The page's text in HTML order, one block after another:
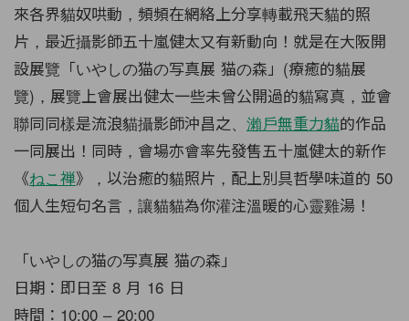
來各界貓奴哄動，頻頻在網絡上分享轉載飛天貓的照
片，最近攝影師五十嵐健太又有新動向！就是在大阪開
設展覽「いやしの猫の写真展 猫の森」(療癒的貓展
覽)，展覽上會展出健太一些未曾公開過的貓寫真，並會
聯同同樣是流浪貓攝影師沖昌之、 瀨戶無重力貓的作品
一同展出！同時，會場亦會率先發售五十嵐健太的新作
《ねこ禅》，以治癒的貓照片，配上別具哲學味道的 50
個人生短句名言，讓貓貓為你灌注溫暖的心靈雞湯！
「いやしの猫の写真展 猫の森」
日期：即日至 8 月 16 日
時間：10:00 – 20:00